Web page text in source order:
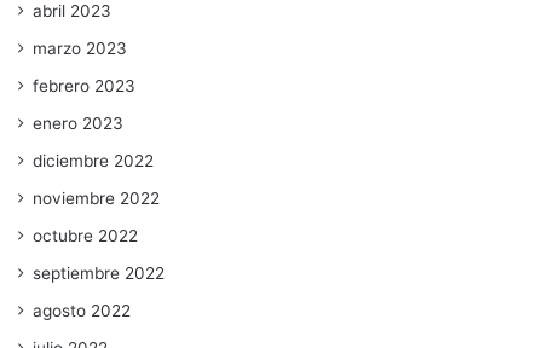
abril 2023
marzo 2023
febrero 2023
enero 2023
diciembre 2022
noviembre 2022
octubre 2022
septiembre 2022
agosto 2022